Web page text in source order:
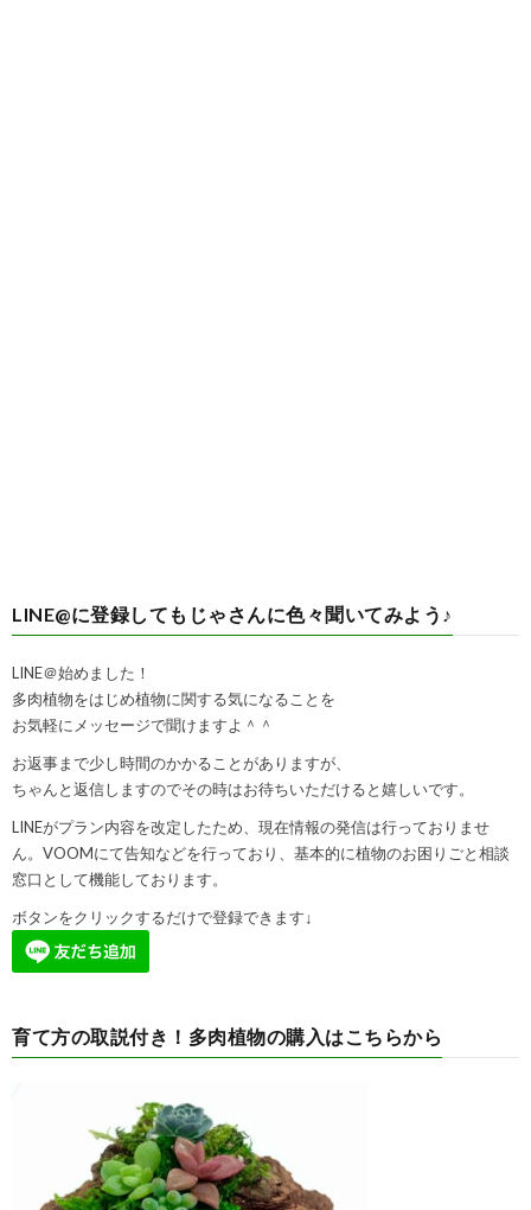
LINE@に登録してもじゃさんに色々聞いてみよう♪
LINE＠始めました！
多肉植物をはじめ植物に関する気になることを
お気軽にメッセージで聞けますよ＾＾
お返事まで少し時間のかかることがありますが、
ちゃんと返信しますのでその時はお待ちいただけると嬉しいです。
LINEがプラン内容を改定したため、現在情報の発信は行っておりませ
ん。VOOMにて告知などを行っており、基本的に植物のお困りごと相談
窓口として機能しております。
ボタンをクリックするだけで登録できます↓
育て方の取説付き！多肉植物の購入はこちらから